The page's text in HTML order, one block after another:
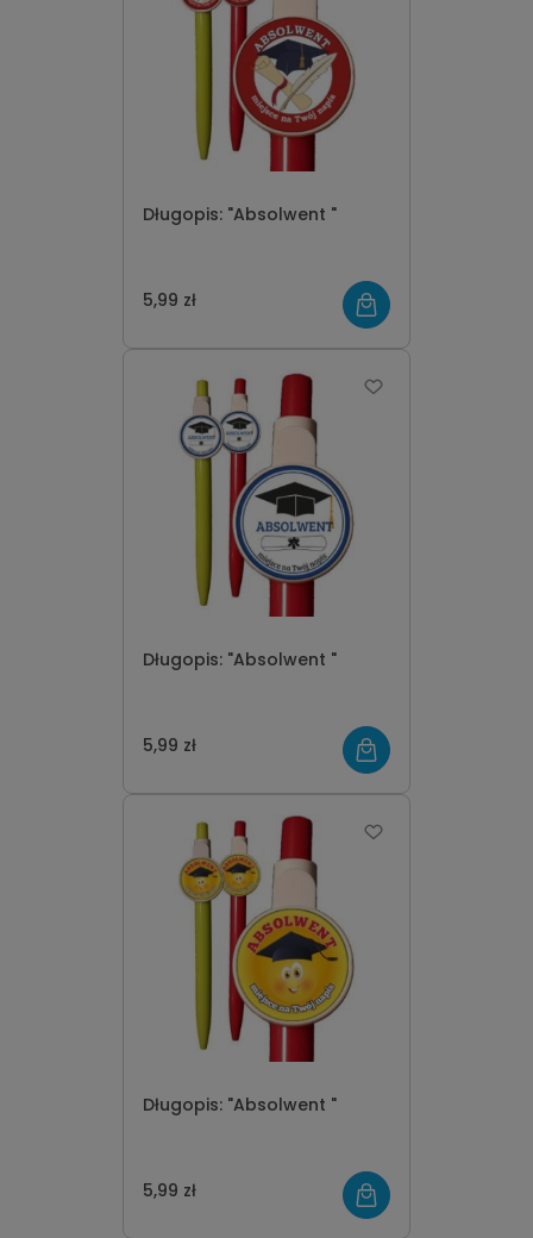
Długopis: "Absolwent "
5,99 zł
Długopis: "Absolwent "
5,99 zł
Długopis: "Absolwent "
5,99 zł